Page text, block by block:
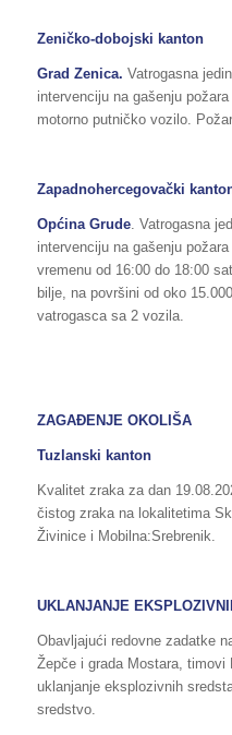
Zeničko-dobojski kanton
Grad Zenica. Vatrogasna
intervenciju na gašenju
motorno putničko vozilo.
Zapadnohercegovački
Općina Grude. Vatrogasna
intervenciju na gašenju
vremenu od 16:00 do 18:00
bilje, na površini od oko
vatrogasca sa 2 vozila.
ZAGAĐENJE OKOLIŠA
Tuzlanski kanton
Kvalitet zraka za dan
čistog zraka na lokalitetima
Živinice i Mobilna:Srebrenik.
UKLANJANJE
Obavljajući redovne zadatke
Žepče i grada Mostara,
uklanjanje eksplozivnih
sredstvo.